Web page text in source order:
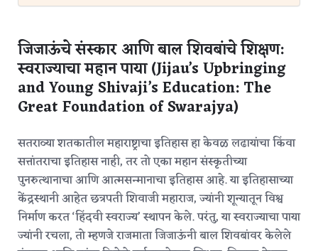
जिजाऊंचे संस्कार आणि बाल शिवबांचे शिक्षण:
स्वराज्याचा महान पाया (Jijau’s Upbringing
and Young Shivaji’s Education: The
Great Foundation of Swarajya)
सतराव्या शतकातील महाराष्ट्राचा इतिहास हा केवळ लढायांचा किंवा
सत्तांतराचा इतिहास नाही, तर तो एका महान संस्कृतीच्या
पुनरुत्थानाचा आणि आत्मसन्मानाचा इतिहास आहे. या इतिहासाच्या
केंद्रस्थानी आहेत छत्रपती शिवाजी महाराज, ज्यांनी शून्यातून विश्व
निर्माण करत ‘हिंदवी स्वराज्य’ स्थापन केले. परंतु, या स्वराज्याचा पाया
ज्यांनी रचला, तो म्हणजे राजमाता जिजाऊंनी बाल शिवबांवर केलेले